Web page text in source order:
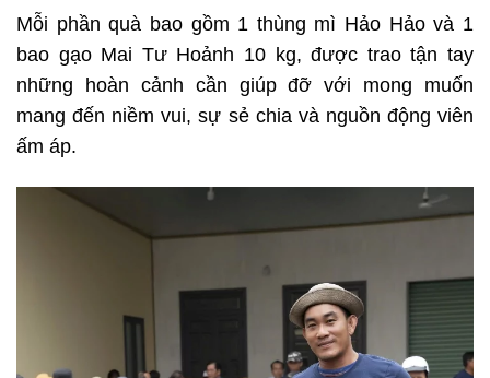
Mỗi phần quà bao gồm 1 thùng mì Hảo Hảo và 1
bao gạo Mai Tư Hoảnh 10 kg, được trao tận tay
những hoàn cảnh cần giúp đỡ với mong muốn
mang đến niềm vui, sự sẻ chia và nguồn động viên
ấm áp.